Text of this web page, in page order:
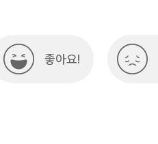
좋아요!